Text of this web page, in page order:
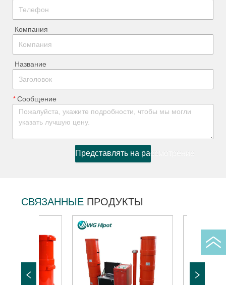
ㅤ Компания
ㅤ Название
*ㅤ Сообщение
Представлять на рассмотрение
СВЯЗАННЫЕ ПРОДУКТЫ